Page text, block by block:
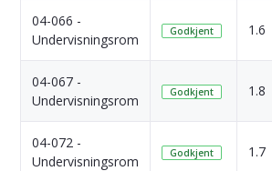
04-066 -
Undervisningsrom
Godkjent 1.6
04-067 -
Undervisningsrom
Godkjent 1.8
04-072 -
Undervisningsrom
Godkjent 1.7